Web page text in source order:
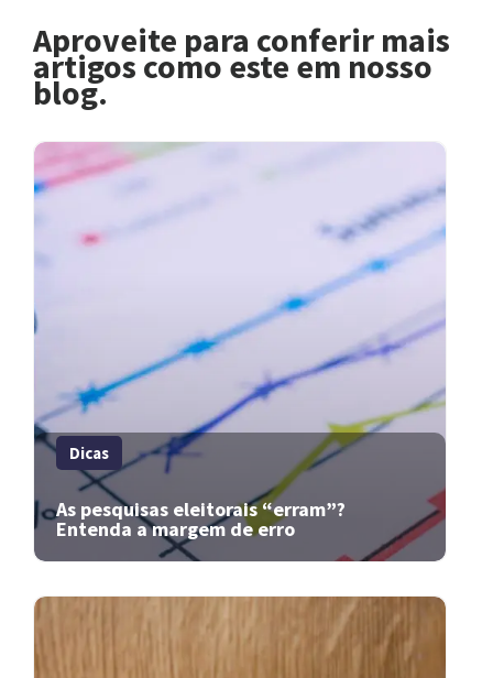
Aproveite para conferir mais
artigos como este em nosso
blog.
Dicas
As pesquisas eleitorais “erram”?
Entenda a margem de erro